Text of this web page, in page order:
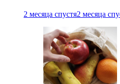
2 месяца спустя2 месяца